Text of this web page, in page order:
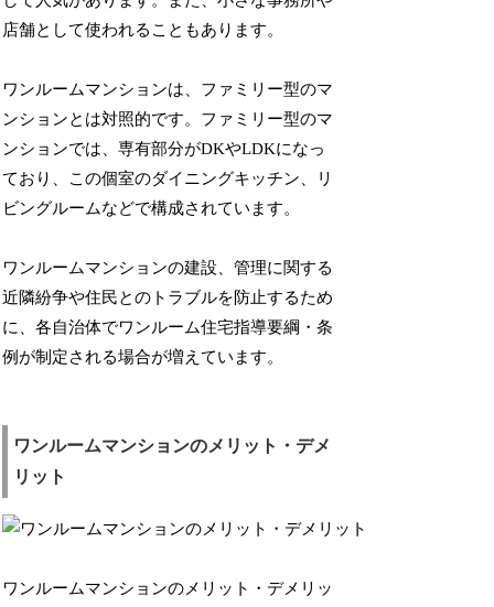
店舗として使われることもあります。
ワンルームマンションは、ファミリー型のマ
ンションとは対照的です。ファミリー型のマ
ンションでは、専有部分がDKやLDKになっ
ており、この個室のダイニングキッチン、リ
ビングルームなどで構成されています。
ワンルームマンションの建設、管理に関する
近隣紛争や住民とのトラブルを防止するため
に、各自治体でワンルーム住宅指導要綱・条
例が制定される場合が増えています。
ワンルームマンションのメリット・デメ
リット
ワンルームマンションのメリット・デメリッ